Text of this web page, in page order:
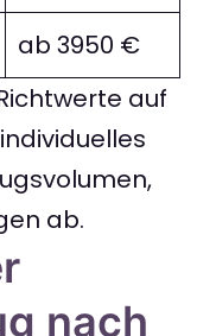
ab 3950 €
auf
ab.
nach